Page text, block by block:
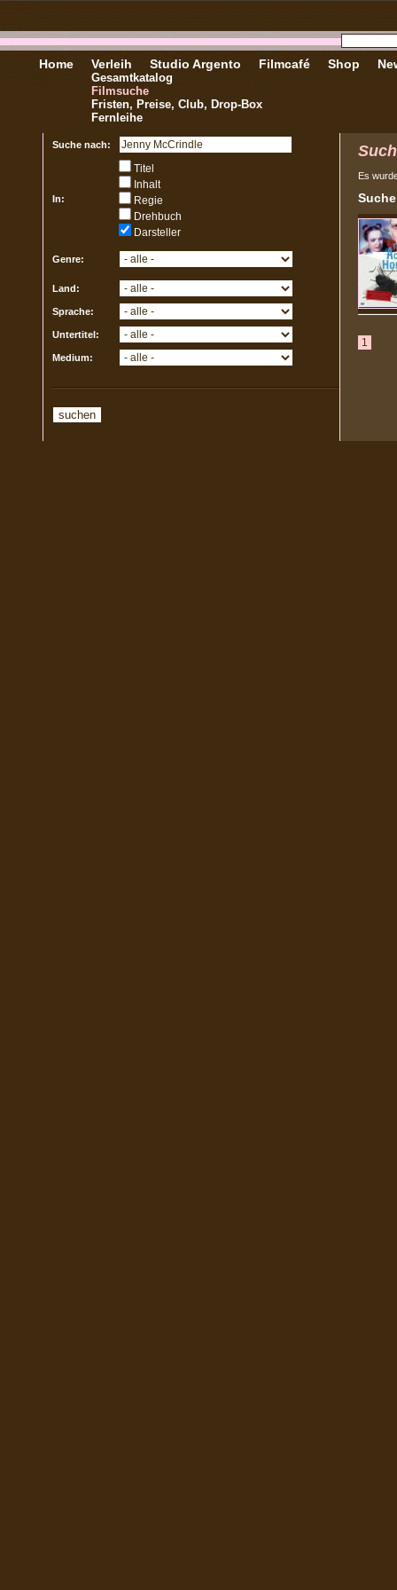
Home Verleih
Gesamtkatalog
Filmsuche
Fristen, Preise, Club, Drop-Box
Fernleihe
Studio Argento Filmcafé Shop
Suche nach:
In:
Titel
Inhalt
Regie
Drehbuch
Darsteller
Genre:
Land:
Sprache:
Untertitel:
Medium:
Es
1